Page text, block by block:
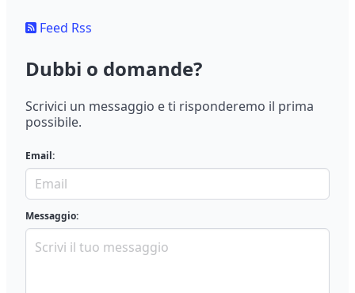
Feed Rss
Dubbi o domande?
Scrivici un messaggio e ti risponderemo il prima
possibile.
Email:
Messaggio: